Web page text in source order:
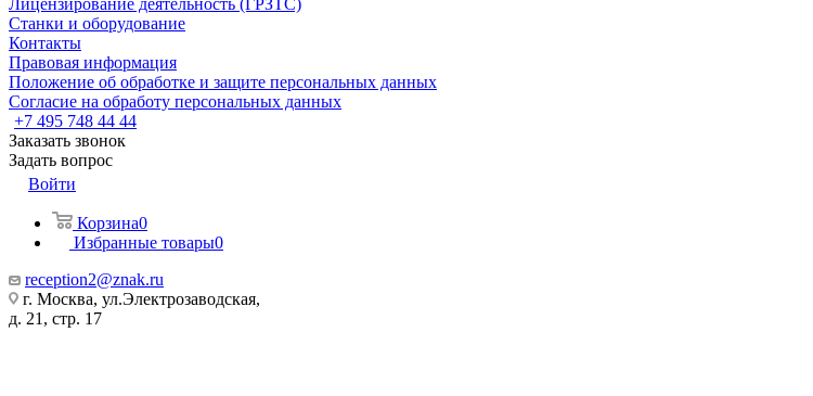
Лицензирование деятельность (ГРЗТС)
Станки и оборудование
Контакты
Правовая информация
Положение об обработке и защите персональных данных
Согласие на обработу персональных данных
+7 495 748 44 44
Заказать звонок
Задать вопрос
Войти
Корзина0
Избранные товары0
reception2@znak.ru
г. Москва, ул.Электрозаводская,
д. 21, стр. 17